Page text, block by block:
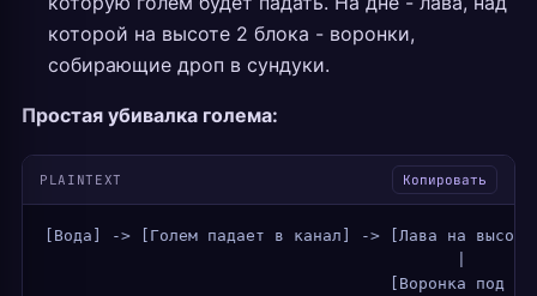
которой на высоте 2 блока - воронки,
собирающие дроп в сундуки.
Простая убивалка голема:
PLAINTEXT Копировать
[Вода] -> [Голем падает в канал] -> [Лава на
[Воронка под